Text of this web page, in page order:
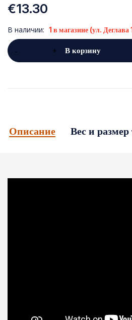
€13.30
В наличии: 1 в магазине (ул.
В корзину
Описание Вес и